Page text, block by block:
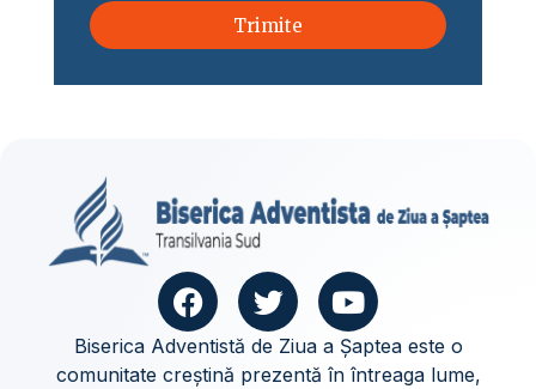
Trimite
Biserica Adventistă de Ziua a Șaptea este o
comunitate creștină prezentă în întreaga lume,